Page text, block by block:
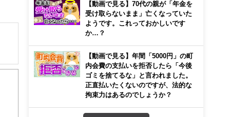
宅
【動画で見る】70代の親が「年金を
受け取らないまま」亡くなっていた
ようです。これっておかしいです
か…？
【動画で見る】年間「5000円」の町
内会費の支払いを拒否したら「今後
ゴミを捨てるな」と言われました。
正直払いたくないのですが、法的な
拘束力はあるのでしょうか？